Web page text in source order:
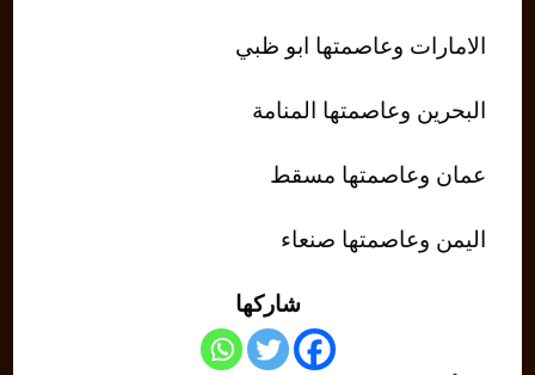
الامارات وعاصمتها ابو ظبي
البحرين وعاصمتها المنامة
عمان وعاصمتها مسقط
اليمن وعاصمتها صنعاء
شاركها